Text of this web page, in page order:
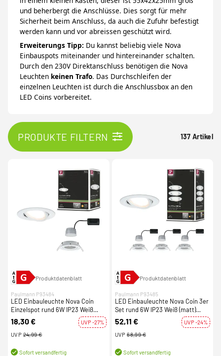
und beherbergt die Anschlüsse. Dies sorgt für mehr
Sicherheit beim Anschluss, da auch die Zufuhr befestigt
werden kann und vor abreissen geschützt wird.
Erweiterungs Tipp: Du kannst beliebig viele Nova
Einbauspots miteinander und hintereinander schalten.
Durch den 230V Direktanschluss benötigen die Nova
Leuchten keinen Trafo. Das Durchschleifen der
einzelnen Leuchten ist durch die Anschlussbox an den
LED Coins vorbereitet.
PRODUKTE FILTERN 137 Artikel
Produktdatenblatt
Paulmann P93484
LED Einbauleuchte Nova Coin
Einzelspot rund 6W IP23 Weiß
(matt) schwenkbar dimmbar 3-
step-dim 2700K 230V
18,30 €
UVP -27%
UVP 24,99 €
Sofort versandfertig
Produktdatenblatt
Paulmann P93485
LED Einbauleuchte Nova Coin 3er
Set rund 6W IP23 Weiß (matt)
schwenkbar dimmbar 3-step-dim
2700K 230V
52,11 €
UVP -24%
UVP 68,99 €
Sofort versandfertig